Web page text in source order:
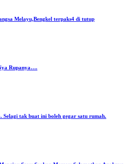
Melayu,Bengkel terpaks4 di tutup
Rupanya….
Selagi tak buat ini boleh gegar satu rumah.